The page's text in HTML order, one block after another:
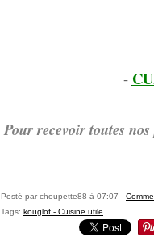
-
Pour recevoir toutes
Posté par choupette88 à 07:07 -
Tags: kouglof - Cuisine utile